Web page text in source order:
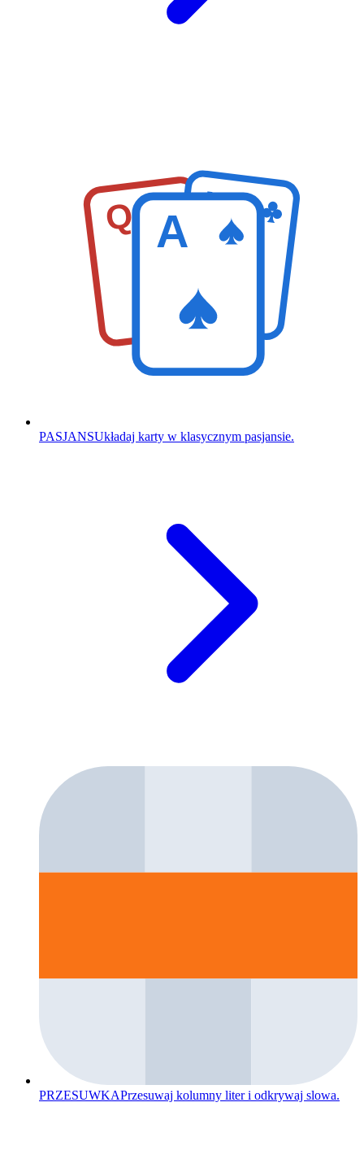
Q K
A
PASJANSUkładaj karty w klasycznym pasjansie.
PRZESUWKAPrzesuwaj kolumny liter i odkrywaj slowa.